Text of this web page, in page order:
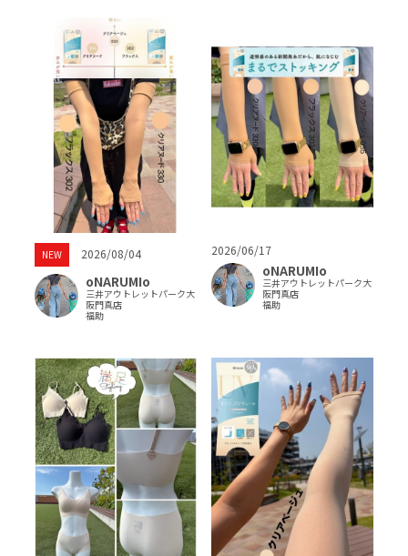
NEW 2026/08/04
oNARUMIo
三井アウトレットパーク大
阪門真店
福助
2026/06/17
oNARUMIo
三井アウトレットパーク大
阪門真店
福助